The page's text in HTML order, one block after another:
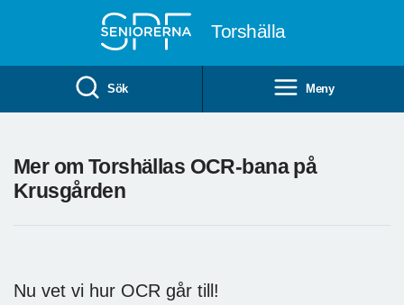
Torshälla
Sök Meny
Mer om Torshällas OCR-bana på
Krusgården
Nu vet vi hur OCR går till!